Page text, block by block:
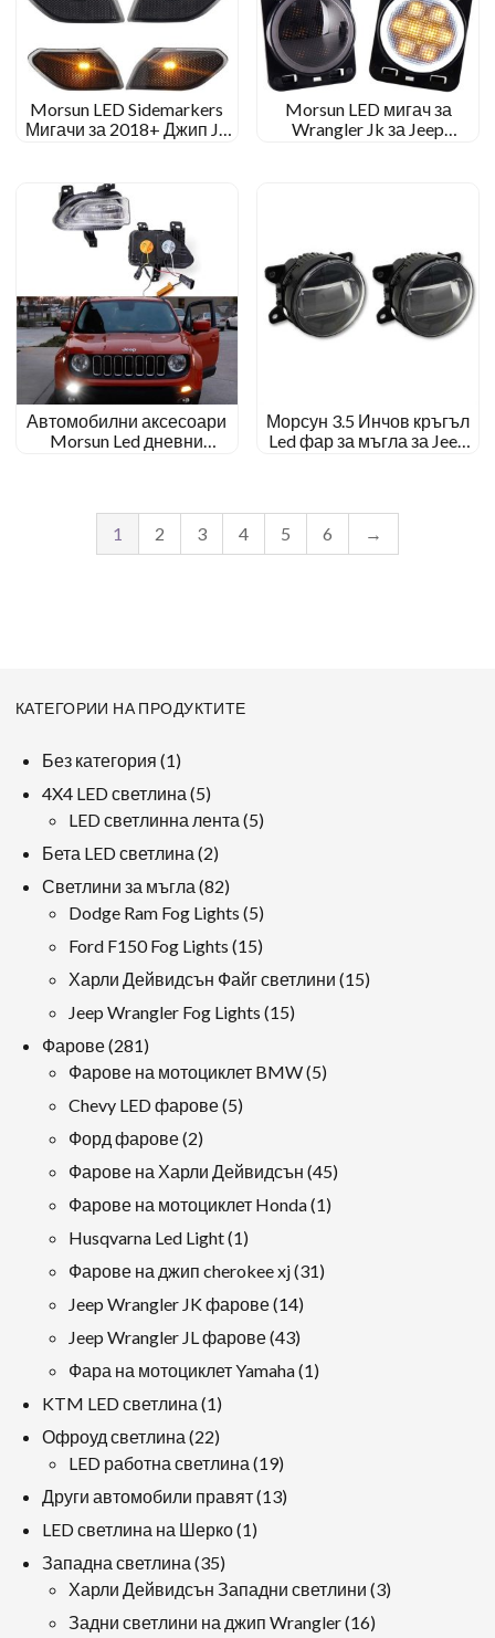
Morsun LED Sidemarkers
Мигачи за 2018+ Джип JL
Morsun LED мигач за
Wrangler Jk за Jeep
Автомобилни аксесоари
Morsun Led дневни
Морсун 3.5 Инчов кръгъл
Led фар за мъгла за Jeep
1 2 3 4 5 6 →
КАТЕГОРИИ НА ПРОДУКТИТЕ
Без категория 11
продукт
4X4 LED светлина 55
продукти
LED светлинна лента 55
Бета LED светлина 22
продукти
Светлини за мъгла 8282
продукти
Dodge Ram Fog Lights 55
продукти
Ford F150 Fog Lights 1515
Харли Дейвидсън Файг светлини 1515
Jeep Wrangler Fog Lights 1515
Фарове 281281
продукти
Фарове на мотоциклет BMW 55
Chevy LED фарове 55
Форд фарове 22
продукти
Фарове на Харли Дейвидсън 4545
Фарове на мотоциклет Honda 11
Husqvarna Led Light 11
продукт
Фарове на джип cherokee xj 3131
Jeep Wrangler JK фарове 1414
продукти
Jeep Wrangler JL фарове 4343
продукти
Фара на мотоциклет Yamaha 11
KTM LED светлина 11
продукт
Офроуд светлина 2222
продукти
LED работна светлина 1919
продукти
Други автомобили правят 1313
LED светлина на Шерко 11
Западна светлина 3535
продукти
Харли Дейвидсън Западни светлини 33
Задни светлини на джип Wrangler 1616